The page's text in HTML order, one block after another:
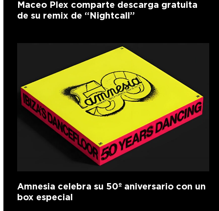
Maceo Plex comparte descarga gratuita
de su remix de “Nightcall”
Amnesia celebra su 50º aniversario con un
box especial